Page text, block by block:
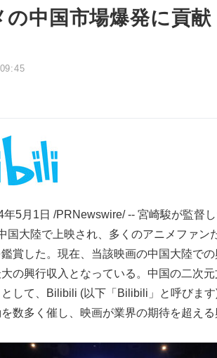
の中国市場爆発に貢献
年5月1日 /PRNewswire/ -- 宮崎駿が監督
国大陸で上映され、多くのアニメファ
賞した。現在、当該映画の中国大陸で
の興行収入となっている。中国の二次
として、Bilibili (以下「Bilibili」と呼びま
数多く催し、映画が業界の期待を超え